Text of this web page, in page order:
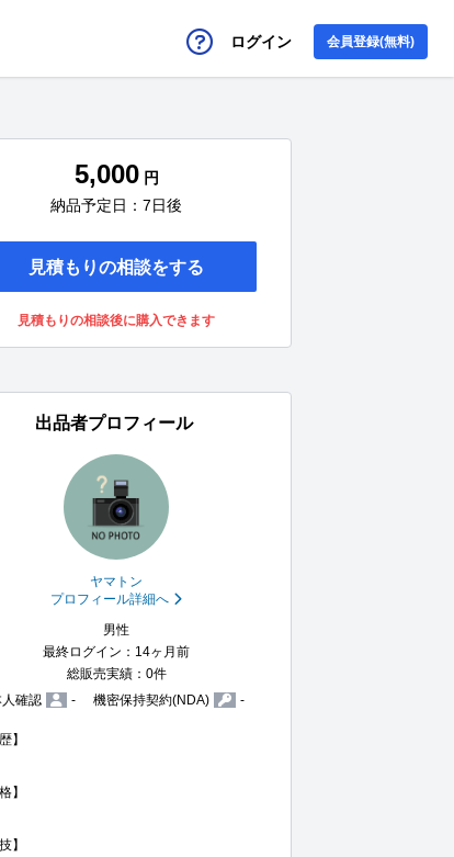
ログイン 会員登録(無料)
5,000 円
納品予定日：7日後
見積もりの相談をする
見積もりの相談後に購入できます
出品者プロフィール
ヤマトン
プロフィール詳細へ
男性
最終ログイン：14ヶ月前
総販売実績：0件
確認
- 機密保持契約(NDA) -
】
】
】